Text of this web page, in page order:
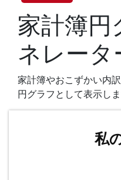
家計簿円
ネレータ
家計簿やおこずかい内
円グラフとして表示しま